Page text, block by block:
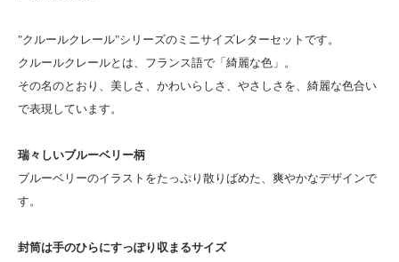
"クルールクレール"シリーズのミニサイズレターセットです。
クルールクレールとは、フランス語で「綺麗な色」。
その名のとおり、美しさ、かわいらしさ、やさしさを、綺麗な色合い
で表現しています。
瑞々しいブルーベリー柄
ブルーベリーのイラストをたっぷり散りばめた、爽やかなデザインで
す。
封筒は手のひらにすっぽり収まるサイズ